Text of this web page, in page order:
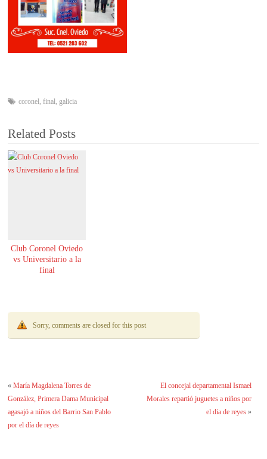
coronel, final, galicia
Related Posts
Club Coronel Oviedo
vs Universitario a la
final
Sorry, comments are closed for this post
«María Magdalena Torres de
González, Primera Dama Municipal
agasajó a niños del Barrio San Pablo
por el día de reyes
El concejal departamental Ismael
Morales repartió juguetes a niños por
el dia de reyes»